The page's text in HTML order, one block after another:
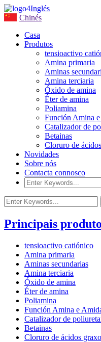
Inglés
Chinés
Casa
Produtos
tensioactivo
Amina primaria
Aminas
Amina terciaria
Óxido de amina
Éter de amina
Poliamina
Función Amina
Catalizador de
Betainas
Cloruro de
Novidades
Sobre nós
Contacta connosco
Principais
tensioactivo catiónico
Amina primaria
Aminas secundarias
Amina terciaria
Óxido de amina
Éter de amina
Poliamina
Función Amina e
Catalizador de
Betainas
Cloruro de ácidos